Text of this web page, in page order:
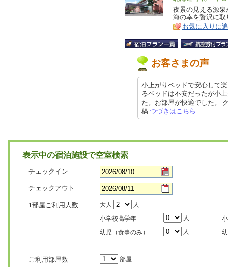
リ
ア
特
徴
夜景の見える源
海の幸を贅沢に
お気に入りに
お客さまの声
小上がりベッドで安心して
るベッドは不安だったが小
た。お部屋が快適でした。
稿 つづきはこちら
表示中の宿泊施設で空室検索
チェックイン
チェックアウト
1部屋ご利用人数 大人
人
小学校高学年
人
幼児（食事のみ）
人
ご利用部屋数 部屋